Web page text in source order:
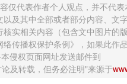
仅代表作者个人观点，并不代
及其中全部或者部分内容、文
实相关内容（包含文中图片的
传播权保护条例》，如果此作
侵权页面网址发送邮件到
及转载，但务必注明"来源于